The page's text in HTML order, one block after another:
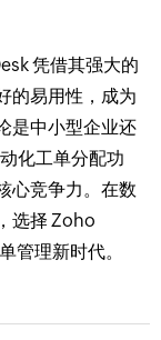
凭借其强大的
的易用性，成为
是中小型企业还
化工单分配功
心竞争力。在数
选择 Zoho
管理新时代。